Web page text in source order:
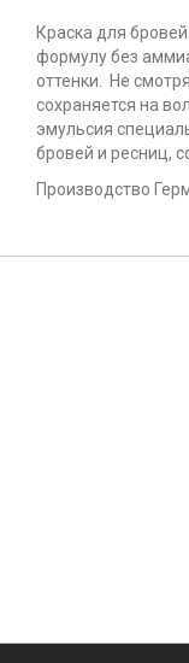
Краска для
формулу без
оттенки. Не
сохраняется на
эмульсия
бровей и ресниц,
Производство